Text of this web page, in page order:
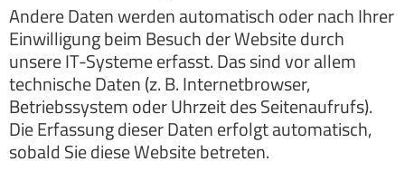
Andere Daten werden automatisch oder nach Ihrer
Einwilligung beim Besuch der Website durch
unsere IT-Systeme erfasst. Das sind vor allem
technische Daten (z. B. Internetbrowser,
Betriebssystem oder Uhrzeit des Seitenaufrufs).
Die Erfassung dieser Daten erfolgt automatisch,
sobald Sie diese Website betreten.